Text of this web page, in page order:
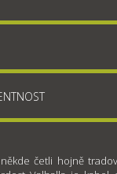
četli hojně